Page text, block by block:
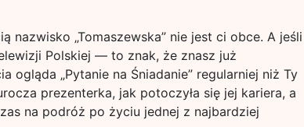
nazwisko „Tomaszewska” nie jest ci obce. A jeśli
Polskiej — to znak, że znasz już
ogląda „Pytanie na Śniadanie” regularniej niż Ty
prezenterka, jak potoczyła się jej kariera, a
na podróż po życiu jednej z najbardziej